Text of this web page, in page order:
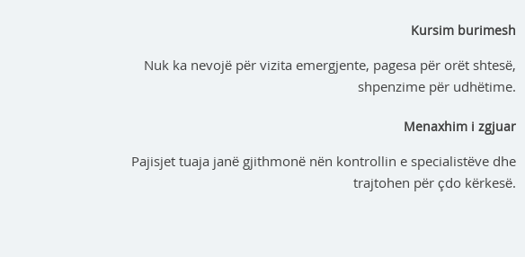
Kursim burimesh
Nuk ka nevojë për vizita emergjente, pagesa për orët shtesë,
shpenzime për udhëtime.
Menaxhim i zgjuar
Pajisjet tuaja janë gjithmonë nën kontrollin e specialistëve dhe
trajtohen për çdo kërkesë.